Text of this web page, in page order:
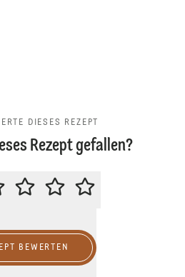
DIESES REZEPT
Rezept gefallen?
BITTE BEWERTE DIESES REZEPT
BEWERTEN